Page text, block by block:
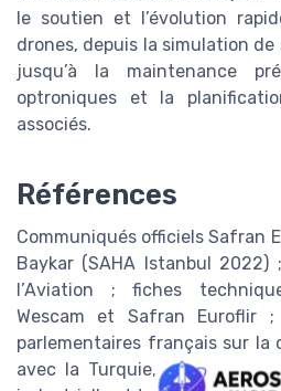
le soutien et l’évolution
drones, depuis la simulation
jusqu’à la maintenance
optroniques et la
associés.
Références
Communiqués officiels Safran
Baykar (SAHA Istanbul
l’Aviation ; fiches
Wescam et Safran Euroflir
parlementaires français sur la
avec la Turquie, sur les